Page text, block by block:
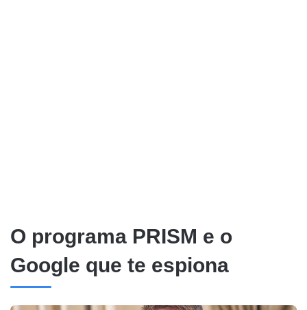
O programa PRISM e o
Google que te espiona